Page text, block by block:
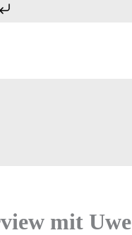
mit Uwe